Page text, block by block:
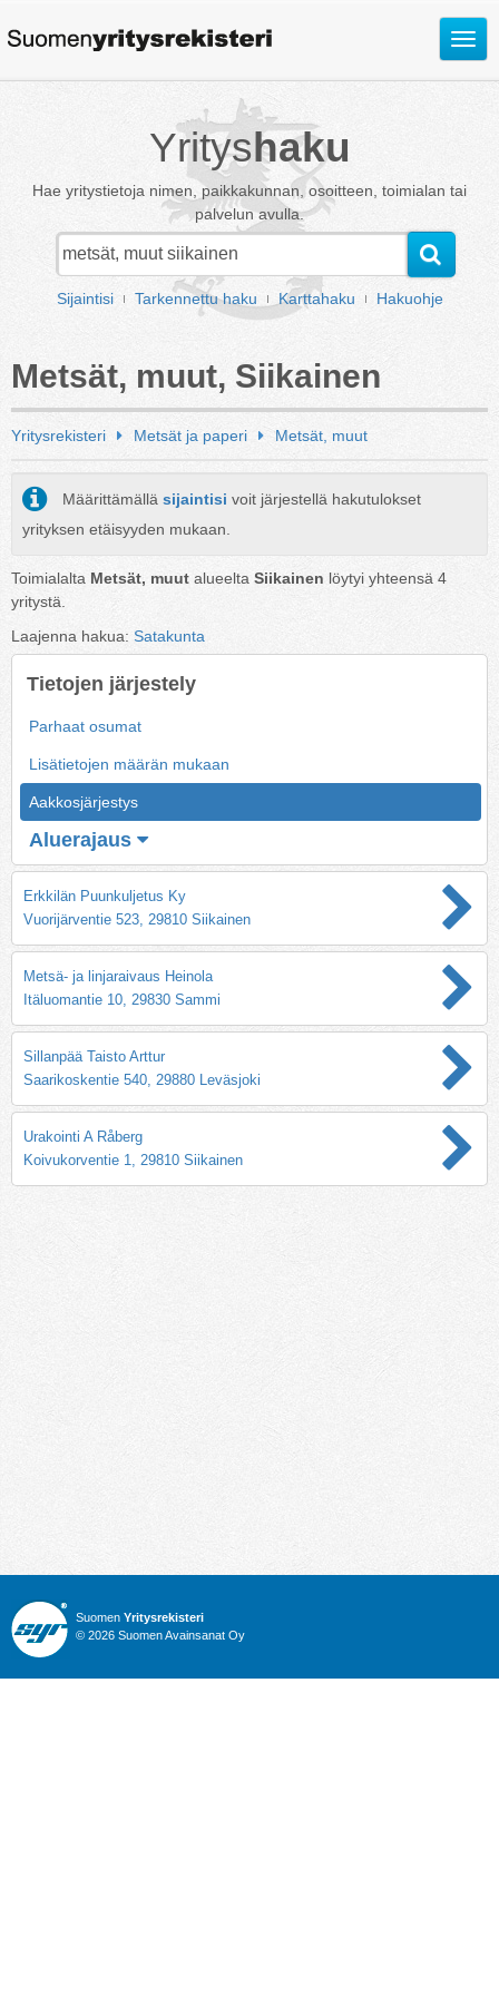
Avaa
Yrityshaku
Hae yritystietoja nimen, paikkakunnan, osoitteen, toimialan tai
palvelun avulla.
Sijaintisi Tarkennettu haku Karttahaku Hakuohje
Metsät, muut, Siikainen
Yritysrekisteri Metsät ja paperi Metsät, muut
Määrittämällä sijaintisi voit järjestellä hakutulokset
yrityksen etäisyyden mukaan.
Toimialalta Metsät, muut alueelta Siikainen löytyi yhteensä 4
yritystä.
Laajenna hakua: Satakunta
Tietojen järjestely
Parhaat osumat
Lisätietojen määrän mukaan
Aakkosjärjestys
Aluerajaus
Erkkilän Puunkuljetus Ky
Vuorijärventie 523, 29810 Siikainen
Metsä- ja linjaraivaus Heinola
Itäluomantie 10, 29830 Sammi
Sillanpää Taisto Arttur
Saarikoskentie 540, 29880 Leväsjoki
Urakointi A Råberg
Koivukorventie 1, 29810 Siikainen
Suomen Yritysrekisteri
© 2026 Suomen Avainsanat Oy